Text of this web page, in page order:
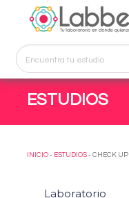
ESTUDIOS
INICIO - ESTUDIOS - CHECK UP
Laboratorio